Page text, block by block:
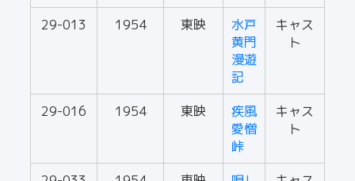
29-013 1954 東映
水戸
黄門
漫遊
記
キャス
ト
29-016 1954 東映
疾風
愛憎
峠
キャス
ト